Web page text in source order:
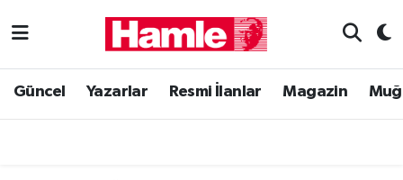
Güncel Yazarlar Resmi İlanlar Magazin
Güncel
Muğla Nöbetçi Eczaneler